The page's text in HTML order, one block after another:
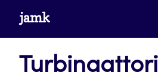
Siirrywww.jamk.fi
Turbinaattori